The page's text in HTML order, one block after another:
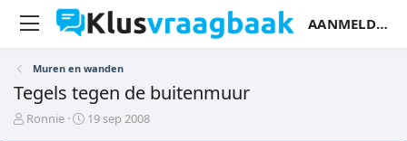
AANMELDEN
Muren en wanden
Tegels tegen de buitenmuur
O
Ronnie
S19 sep 2008